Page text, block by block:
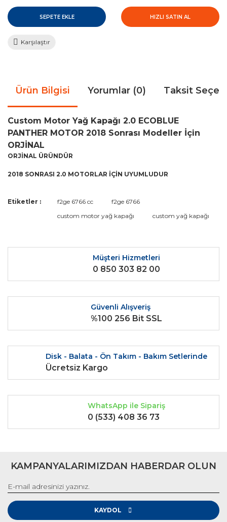
SEPETE EKLE HIZLI SATIN AL
Karşılaştır
Ürün Bilgisi Yorumlar (0) Taksit
Custom Motor Yağ Kapağı 2.0 ECOBLUE
PANTHER MOTOR 2018 Sonrası Modeller İçin
ORJİNAL
ORJİNAL ÜRÜNDÜR
2018 SONRASI 2.0 MOTORLAR İÇİN UYUMLUDUR
Bu ürüne ilk yorumu siz yapın!
Yorum Yaz
Bu ürünün fiyat bilgisi, resim, ürün açıklamalarında ve diğer
kullanarak tarafımıza iletebilirsiniz.
Ürün resmi kalitesiz, bozuk veya görüntülenemiyor.
Ürün açıklamasında eksik bilgiler bulunuyor.
Ürün bilgilerinde hatalar bulunuyor.
Ürün fiyatı diğer sitelerden daha pahalı.
Bu ürüne benzer farklı alternatifler olmalı.
Gönder
Etiketler : f2ge 6766 cc
f2ge 6766
custom motor yağ kapağı
custom yağ kapağı
Müşteri Hizmetleri
0 850 303 82 00
Güvenli Alışveriş
%100 256 Bit SSL
Disk - Balata - Ön Takım - Bakım Setlerinde
Ücretsiz Kargo
WhatsApp ile Sipariş
0 (533) 408 36 73
KAMPANYALARIMIZDAN HABERDAR OLUN
KAYDOL